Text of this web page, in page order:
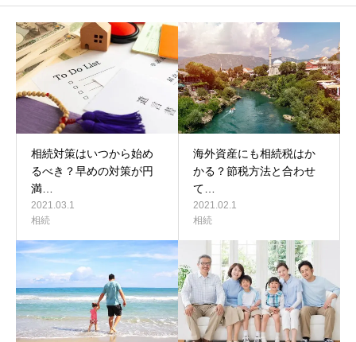
相続対策はいつから始め
るべき？早めの対策が円
満…
2021.03.1
相続
海外資産にも相続税はか
かる？節税方法と合わせ
て…
2021.02.1
相続